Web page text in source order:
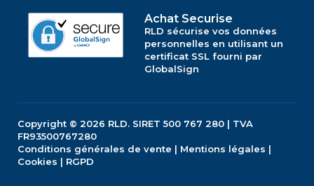
Achat Securise
RLD sécurise vos données
personnelles en utilisant un
certificat SSL fourni par
GlobalSign
Copyright © 2026 RLD. SIRET 500 767 280 | TVA
FR93500767280
Conditions générales de vente | Mentions légales |
Cookies | RGPD